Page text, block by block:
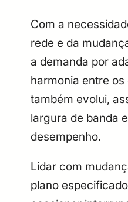
Com a
rede e da
a demanda por
harmonia entre
também evolui,
largura de banda
desempenho.
Lidar com
plano